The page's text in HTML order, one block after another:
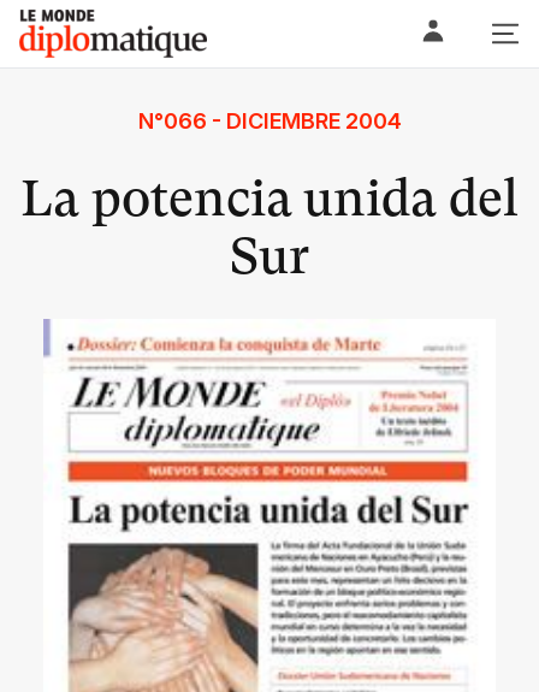
Skip
content
Le monde diplomatique
N°066 - DICIEMBRE 2004
La potencia unida del
Sur